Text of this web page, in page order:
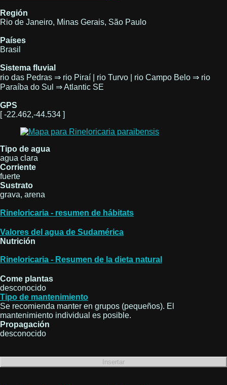
Región
Rio de Janeiro, Minas Gerais, São Paulo
Países
Brasil
Sistema fluvial
rio das Pedras ⇒ rio Piraí | rio Turvo | rio Campo Belo ⇒ rio
Paraíba do Sul ⇒ Atlantic SE
GPS
[ -22.462,-44.534 ]
Tipo de agua
agua clara
Corriente
fuerte
Sustrato
grava, arena
Rineloricaria - resumen de hábitats
Valores del agua de Sudamérica
Nutrición
Rineloricaria - Resumen de la dieta natural
Come plantas
desconocido
Tipo de mantenimiento
Se recomienda manter en grupos (pequeños). El
mantenimiento individual es posible.
Propagación
desconocido